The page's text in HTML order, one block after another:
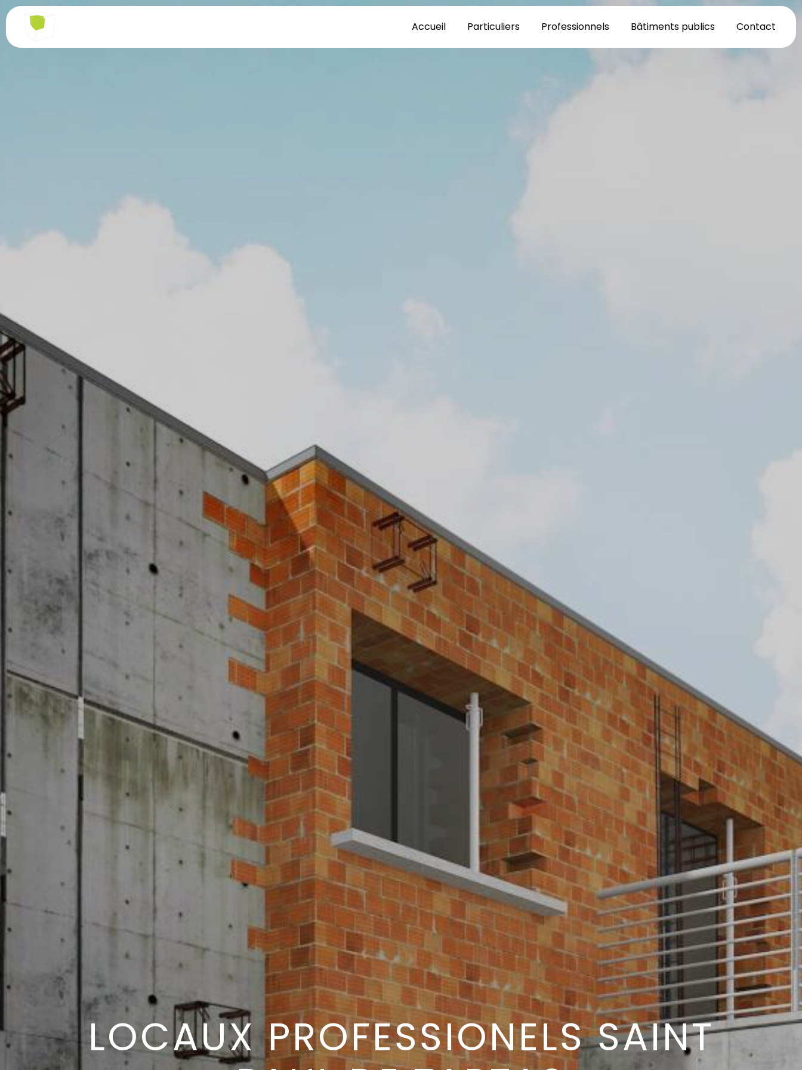
Accueil Particuliers Professionnels Bâtiments publics Contact
LOCAUX PROFESSIONELS SAINT
Panneau de gestion des cookies